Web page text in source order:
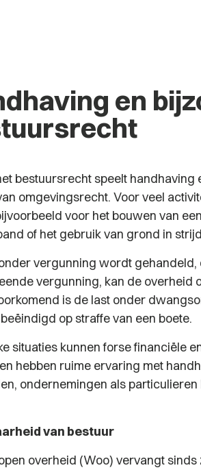
en
bestuursrecht speelt handhaving
omgevingsrecht. Voor veel
voor het bouwen van
of het gebruik van grond in
vergunning wordt
vergunning, kan de overheid
is de last onder
op straffe van een boete.
situaties kunnen forse financiële
hebben ruime ervaring met
ondernemingen als
van bestuur
overheid (Woo) vervangt